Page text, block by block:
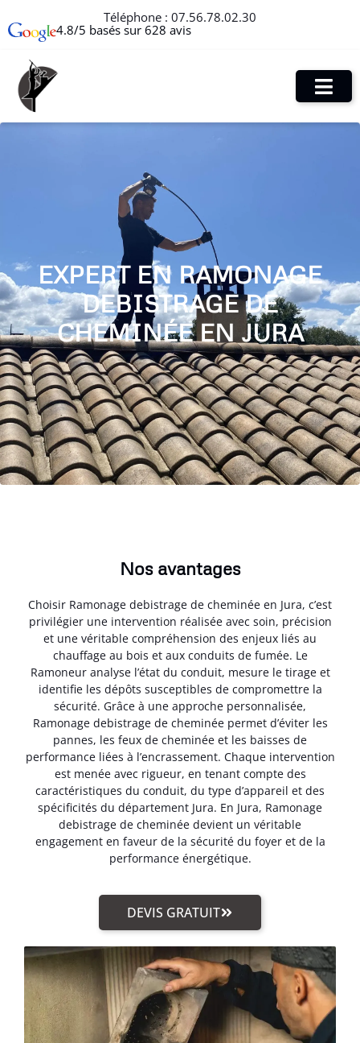
Téléphone : 07.56.78.02.30
4.8/5 basés sur 628 avis
EXPERT EN RAMONAGE
DEBISTRAGE DE
CHEMINÉE EN JURA
Nos avantages
Choisir Ramonage debistrage de cheminée en Jura, c’est
privilégier une intervention réalisée avec soin, précision
et une véritable compréhension des enjeux liés au
chauffage au bois et aux conduits de fumée. Le
Ramoneur analyse l’état du conduit, mesure le tirage et
identifie les dépôts susceptibles de compromettre la
sécurité. Grâce à une approche personnalisée,
Ramonage debistrage de cheminée permet d’éviter les
pannes, les feux de cheminée et les baisses de
performance liées à l’encrassement. Chaque intervention
est menée avec rigueur, en tenant compte des
caractéristiques du conduit, du type d’appareil et des
spécificités du département Jura. En Jura, Ramonage
debistrage de cheminée devient un véritable
engagement en faveur de la sécurité du foyer et de la
performance énergétique.
DEVIS GRATUIT